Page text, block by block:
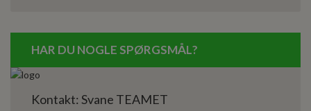
HAR DU NOGLE SPØRGSMÅL?
Kontakt: Svane TEAMET